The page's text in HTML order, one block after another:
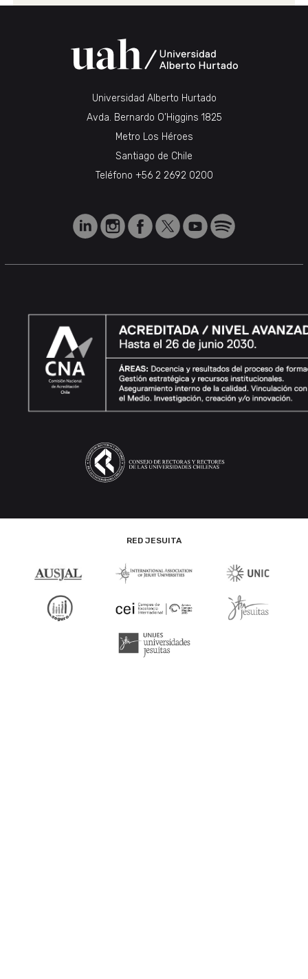
Universidad Alberto Hurtado
Avda. Bernardo O’Higgins 1825
Metro Los Héroes
Santiago de Chile
Teléfono +56 2 2692 0200
RED JESUITA